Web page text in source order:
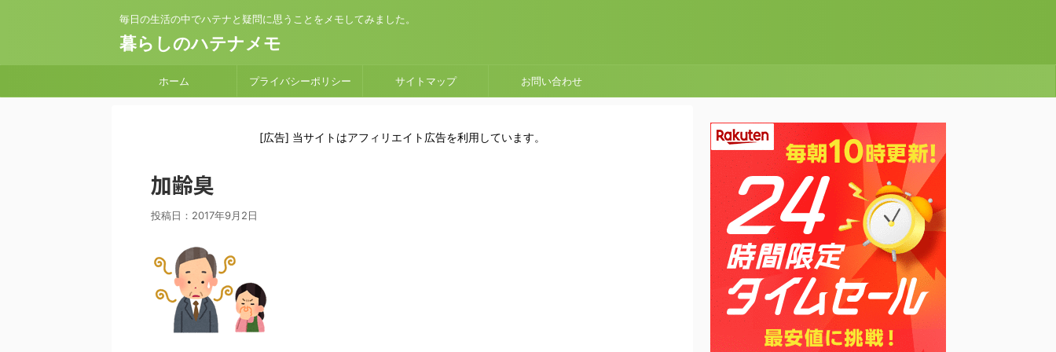
毎日の生活の中でハテナと疑問に思うことをメモしてみました。
暮らしのハテナメモ
ホーム プライバシーポリシー サイトマップ お問い合わせ
[広告] 当サイトはアフィリエイト広告を利用しています。
加齢臭
投稿日： 2017年9月2日